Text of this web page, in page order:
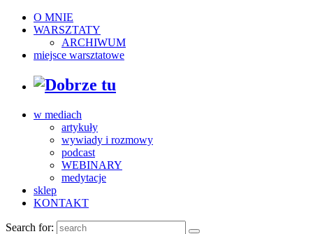
O MNIE
WARSZTATY
ARCHIWUM
miejsce warsztatowe
w mediach
artykuły
wywiady i rozmowy
podcast
WEBINARY
medytacje
sklep
KONTAKT
Search for: